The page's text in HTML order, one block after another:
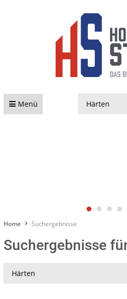
Menü
Home Suchergebnisse
Suchergebnisse